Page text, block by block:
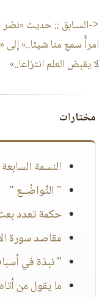
<-السـابق :: حديث «نضر
امرأً سمع منا شيئا..» إلى
لا يقبض العلم انتزاعا..»
مختارات
النسمة
" التَّواضُــع "
حكمة تعدد
مقاصد سورة
" نبذة في
ما يقول من